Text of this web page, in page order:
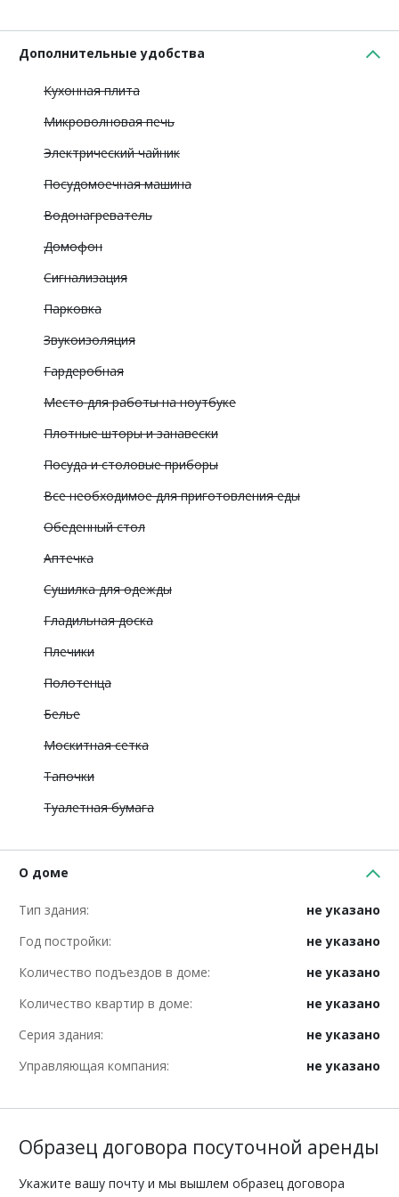
Дополнительные удобства
Кухонная плита
Микроволновая печь
Электрический чайник
Посудомоечная машина
Водонагреватель
Домофон
Сигнализация
Парковка
Звукоизоляция
Гардеробная
Место для работы на ноутбуке
Плотные шторы и занавески
Посуда и столовые приборы
Все необходимое для приготовления еды
Обеденный стол
Аптечка
Сушилка для одежды
Гладильная доска
Плечики
Полотенца
Белье
Москитная сетка
Тапочки
Туалетная бумага
О доме
Тип здания:
не указано
Год постройки:
не указано
Количество подъездов в доме:
не указано
Количество квартир в доме:
не указано
Серия здания:
не указано
Управляющая компания:
не указано
Образец договора посуточной аренды
Укажите вашу почту и мы вышлем образец договора